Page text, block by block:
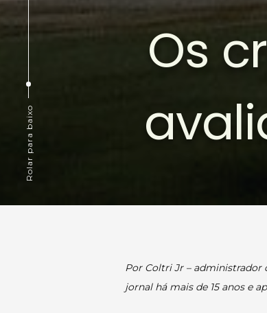
Os
Rolar para baixo
Por Coltri Jr – administrador
jornal há mais de 15 anos e